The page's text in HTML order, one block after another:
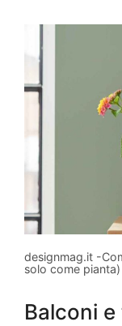
designmag.it -
solo come pianta)
Balconi